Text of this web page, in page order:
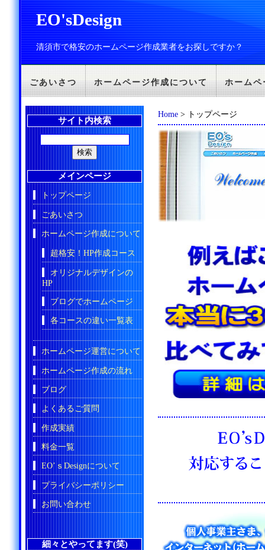
EO'sDesign
清須市で格安のホームページ作成業者をお探しですか？
ごあいさつ ホームページ作成について ホームペ
Home > トップページ
サイト内検索
メインページ
トップページ
ごあいさつ
ホームページ作成について
超格安！HP作成コース
オリジナルデザインの
HP
ブログでホームページ
各コースの違い一覧表
ホームページ運営について
ホームページ作成の流れ
ブログ
よくあるご質問
作成実績
料金一覧
EO’ｓDesignについて
プライバシーポリシー
お問い合わせ
細々とやってます(笑)